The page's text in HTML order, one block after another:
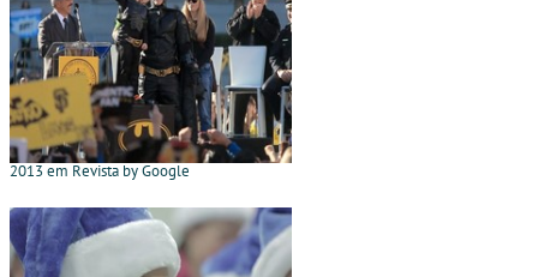
2013 em Revista by Google